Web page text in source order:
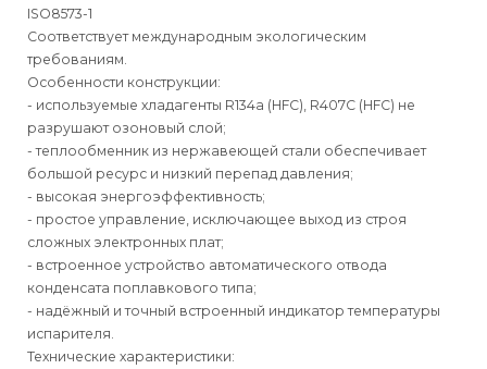
ISO8573-1
Соответствует международным экологическим
требованиям.
Особенности конструкции:
- используемые хладагенты R134a (HFC), R407C (HFC) не
разрушают озоновый слой;
- теплообменник из нержавеющей стали обеспечивает
большой ресурс и низкий перепад давления;
- высокая энергоэффективность;
- простое управление, исключающее выход из строя
сложных электронных плат;
- встроенное устройство автоматического отвода
конденсата поплавкового типа;
- надёжный и точный встроенный индикатор температуры
испарителя.
Технические характеристики: